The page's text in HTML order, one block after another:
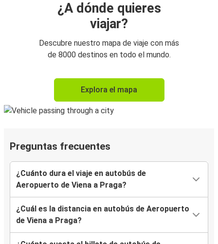
¿A dónde quieres
viajar?
Descubre nuestro mapa de viaje con más
de 8000 destinos en todo el mundo.
Explora el mapa
Preguntas frecuentes
¿Cuánto dura el viaje en autobús de
Aeropuerto de Viena a Praga?
¿Cuál es la distancia en autobús de Aeropuerto
de Viena a Praga?